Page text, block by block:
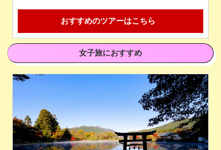
おすすめのツアーはこちら
女子旅におすすめ